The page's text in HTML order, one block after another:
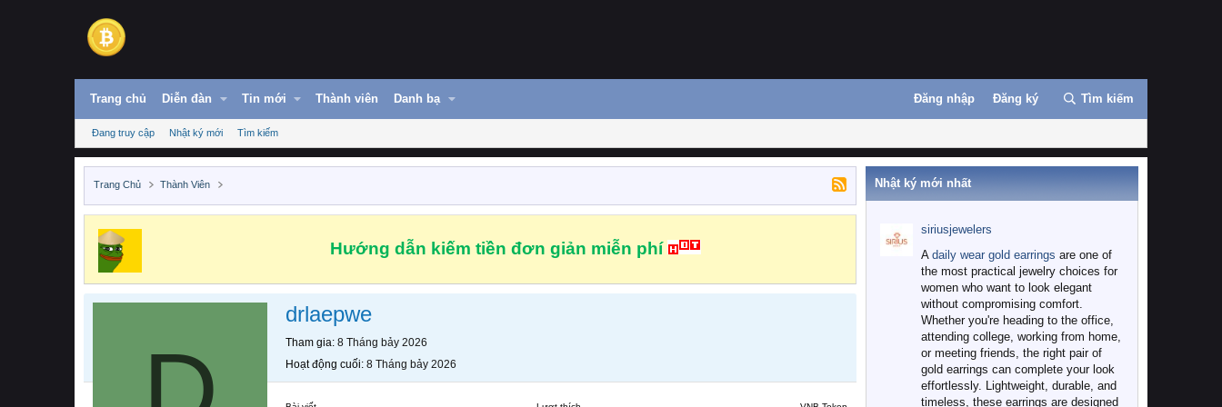
Trang chủ Diễn đàn Tin mới Thành viên Danh bạ Đăng nhập Đăng ký Tìm kiếm
Đang truy cập Nhật ký mới Tìm kiếm
Trang Chủ Thành Viên
Hướng dẫn kiếm tiền đơn giản miễn phí
drlaepwe
Tham gia 8 Tháng bảy 2026
Hoạt động cuối 8 Tháng bảy 2026
Nhật ký mới nhất
siriusjewelers
A daily wear gold earrings are one of
the most practical jewelry choices for
women who want to look elegant
without compromising comfort.
Whether you're heading to the office,
attending college, working from home,
or meeting friends, the right pair of
gold earrings can complete your look
effortlessly. Lightweight, durable, and
timeless, these earrings are designed